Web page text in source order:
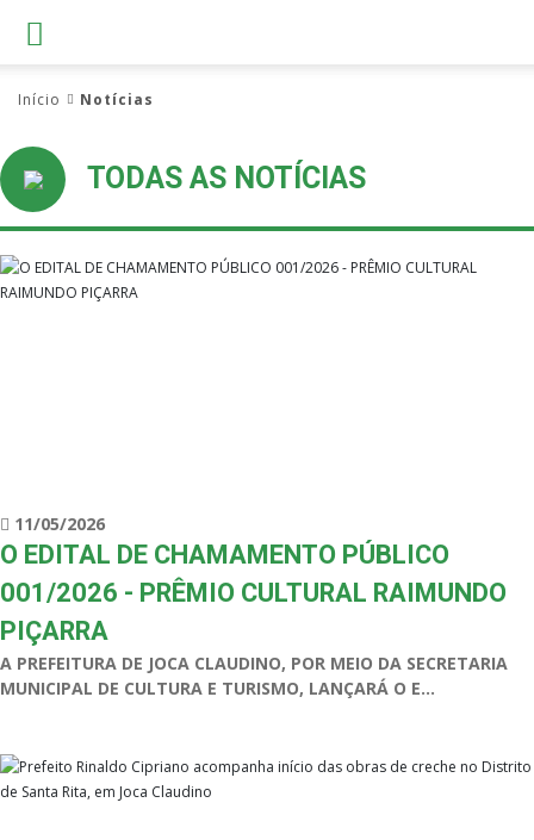
Início Notícias
TODAS AS NOTÍCIAS
11/05/2026
O EDITAL DE CHAMAMENTO PÚBLICO
001/2026 - PRÊMIO CULTURAL RAIMUNDO
PIÇARRA
A PREFEITURA DE JOCA CLAUDINO, POR MEIO DA SECRETARIA
MUNICIPAL DE CULTURA E TURISMO, LANÇARÁ O E...